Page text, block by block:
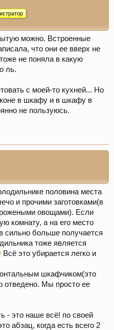
можно. Встроенные
что они ее вверх не
не поняла в какую
ль.
с моей-то кухней... Но
в шкафу и в шкафу в
не пользуюсь.
половина места
и прочими заготовками(в
овощами). Если
комнату, а на его место
сильно больше получается
тоже является
Всё это убирается легко и
шкафчиком(это
отведено. Мы просто ее
- это наше всё! по своей
абзац, когда есть всего 2